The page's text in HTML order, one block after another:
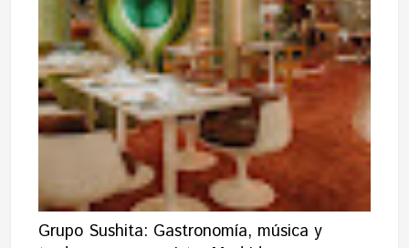
Grupo Sushita: Gastronomía, música y